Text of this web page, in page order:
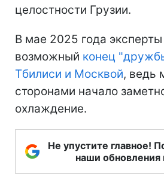
целостности Грузии.
В мае 2025 года
возможный конец
Тбилиси и Москвой, ведь
сторонами начало
охлаждение.
Не упустите главное!
наши обновления